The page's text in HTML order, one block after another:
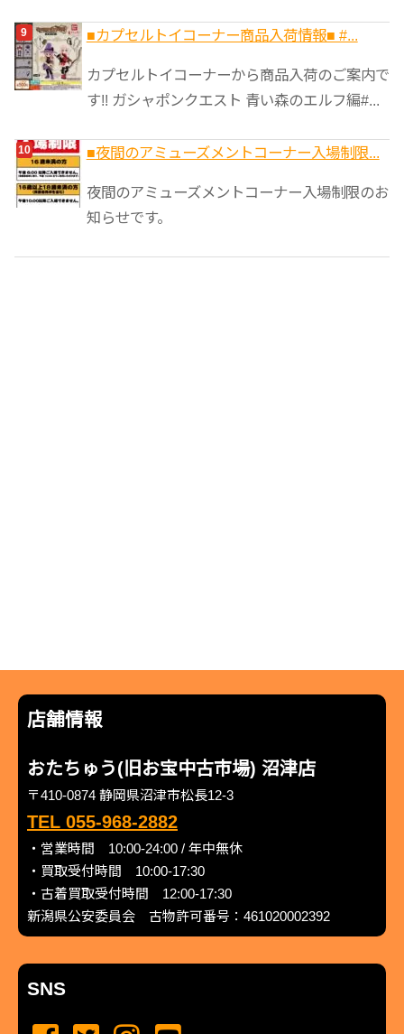
■カプセルトイコーナー商品入荷情報■ #...
カプセルトイコーナーから商品入荷のご案内で
す!! ガシャポンクエスト 青い森のエルフ編#...
■夜間のアミューズメントコーナー入場制限...
夜間のアミューズメントコーナー入場制限のお
知らせです。
店舗情報
おたちゅう(旧お宝中古市場) 沼津店
〒410-0874 静岡県沼津市松長12-3
TEL 055-968-2882
・営業時間 10:00-24:00 / 年中無休
・買取受付時間 10:00-17:30
・古着買取受付時間 12:00-17:30
新潟県公安委員会 古物許可番号：461020002392
SNS